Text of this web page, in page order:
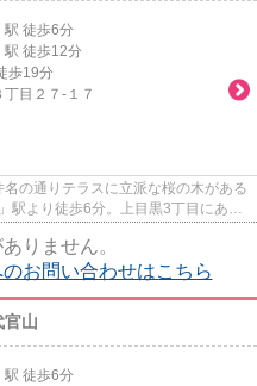
駅 徒歩6分
駅 徒歩12分
歩19分
丁目２７-１７
通りテラスに立派な桜の木がある
駅より徒歩6分。上目黒3丁目にある
りません。
お問い合わせはこちら
官山
駅 徒歩6分